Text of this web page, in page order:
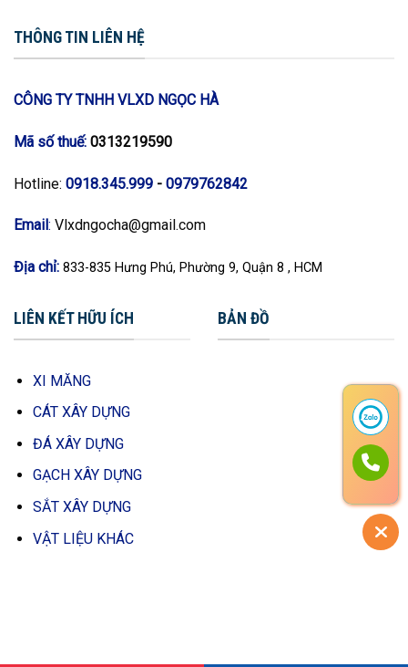
THÔNG TIN LIÊN HỆ
CÔNG TY TNHH VLXD NGỌC HÀ
Mã số thuế: 0313219590
Hotline: 0918.345.999 - 0979762842
Email : Vlxdngocha@gmail.com
Địa chỉ: 833-835 Hưng Phú, Phường 9, Quận 8 , HCM
LIÊN KẾT HỮU ÍCH
XI MĂNG
CÁT XÂY DỰNG
ĐÁ XÂY DỰNG
GẠCH XÂY DỰNG
SẮT XÂY DỰNG
VẬT LIỆU KHÁC
BẢN ĐỒ